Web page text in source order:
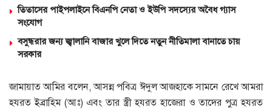
তিতাসের পাইপলাইনে বিএনপি নেতা ও ইউপি সদস্যের অবৈধ গ্যাস
সংযোগ
বসুন্ধরার জন্য জ্বালানি বাজার খুলে দিতে নতুন নীতিমালা বানাতে চায়
সরকার
জামায়াত আমির বলেন, আসন্ন পবিত্র ঈদুল আজহাকে সামনে রেখে আমরা
হযরত ইব্রাহিম (আঃ) এবং তার স্ত্রী হযরত হাজেরা ও তাদের পুত্র হযরত